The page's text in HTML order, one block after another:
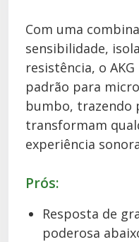
Com uma
sensibilidade,
resistência, o
padrão para
bumbo, trazendo
transformam
experiência
Prós:
Resposta de
poderosa